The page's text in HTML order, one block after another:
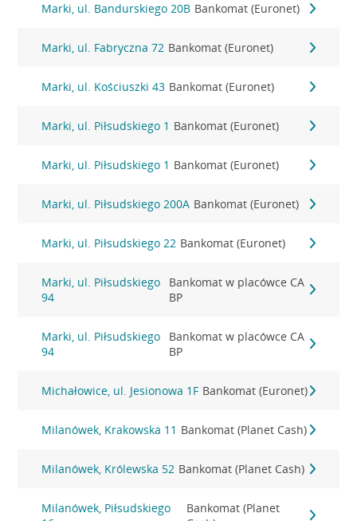
Marki, ul. Bandurskiego 20B Bankomat (Euronet)
Marki, ul. Fabryczna 72 Bankomat (Euronet)
Marki, ul. Kościuszki 43 Bankomat (Euronet)
Marki, ul. Piłsudskiego 1 Bankomat (Euronet)
Marki, ul. Piłsudskiego 1 Bankomat (Euronet)
Marki, ul. Piłsudskiego 200A Bankomat (Euronet)
Marki, ul. Piłsudskiego 22 Bankomat (Euronet)
Marki, ul. Piłsudskiego
94
Bankomat w placówce CA
BP
Marki, ul. Piłsudskiego
94
Bankomat w placówce CA
BP
Michałowice, ul. Jesionowa 1F Bankomat (Euronet)
Milanówek, Krakowska 11 Bankomat (Planet Cash)
Milanówek, Królewska 52 Bankomat (Planet Cash)
Milanówek, Piłsudskiego
Bankomat (Planet